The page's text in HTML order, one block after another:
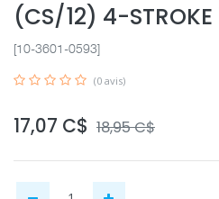
(CS/12) 4-STROKE
[10-3601-0593]
(0 avis)
17,07 C$ 18,95C$